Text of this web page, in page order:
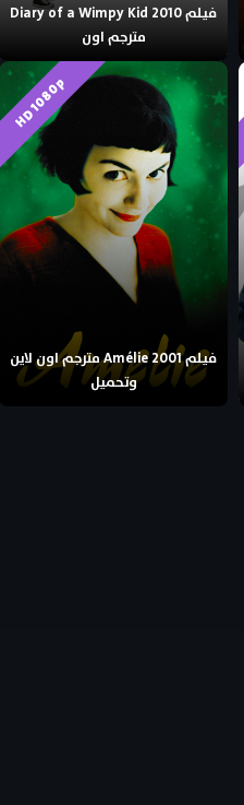
فيلم Diary of a Wimpy Kid 2010
مترجم اون
HD 1080p
فيلم Amélie 2001 مترجم اون لاين
وتحميل